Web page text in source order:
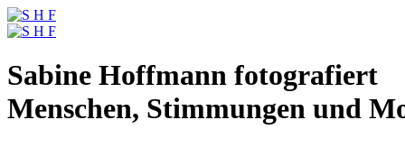
Sabine Hoffmann fotografiert
Menschen, Stimmungen und